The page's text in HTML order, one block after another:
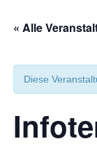
« Alle
Diese